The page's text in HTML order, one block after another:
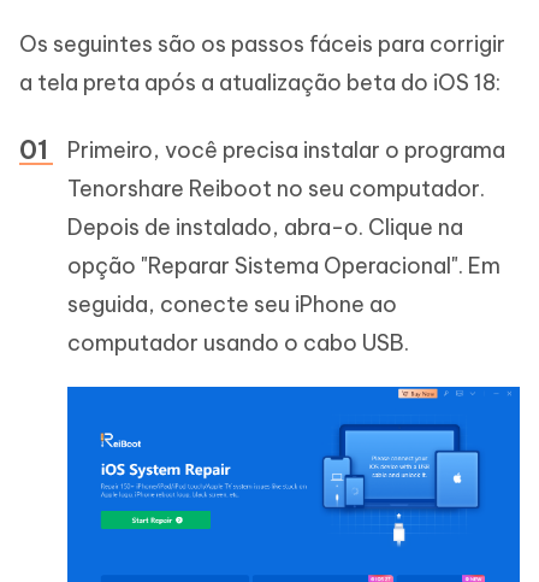
Os seguintes são os passos fáceis para corrigir
a tela preta após a atualização beta do iOS 18:
Primeiro, você precisa instalar o programa
Tenorshare Reiboot no seu computador.
Depois de instalado, abra-o. Clique na
opção "Reparar Sistema Operacional". Em
seguida, conecte seu iPhone ao
computador usando o cabo USB.